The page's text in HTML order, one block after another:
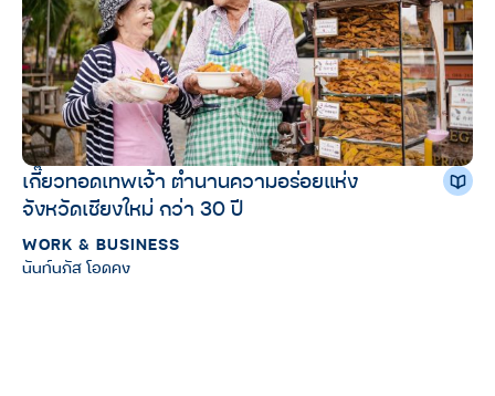
เกี๊ยวทอดเทพเจ้า ตำนานความอร่อยแห่ง
จังหวัดเชียงใหม่ กว่า 30 ปี
WORK & BUSINESS
นันท์นภัส โอดคง